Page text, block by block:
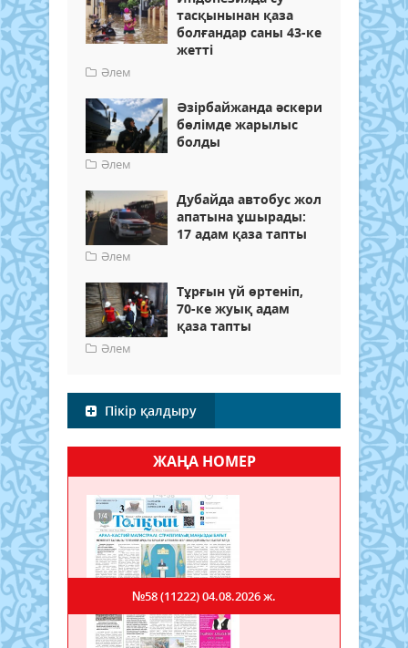
тасқынынан қаза
болғандар саны 43-ке
жетті
Әлем
Әзірбайжанда әскери
бөлімде жарылыс
болды
Әлем
Дубайда автобус жол
апатына ұшырады:
17 адам қаза тапты
Әлем
Тұрғын үй өртеніп,
70-ке жуық адам
қаза тапты
Әлем
Пікір қалдыру
ЖАҢА НОМЕР
№58 (11222)04.08.2026 ж.